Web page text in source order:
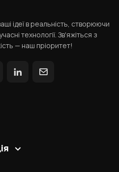
ідеї в реальність, створюючи
технології. Зв'яжіться з
— наш пріоритет!